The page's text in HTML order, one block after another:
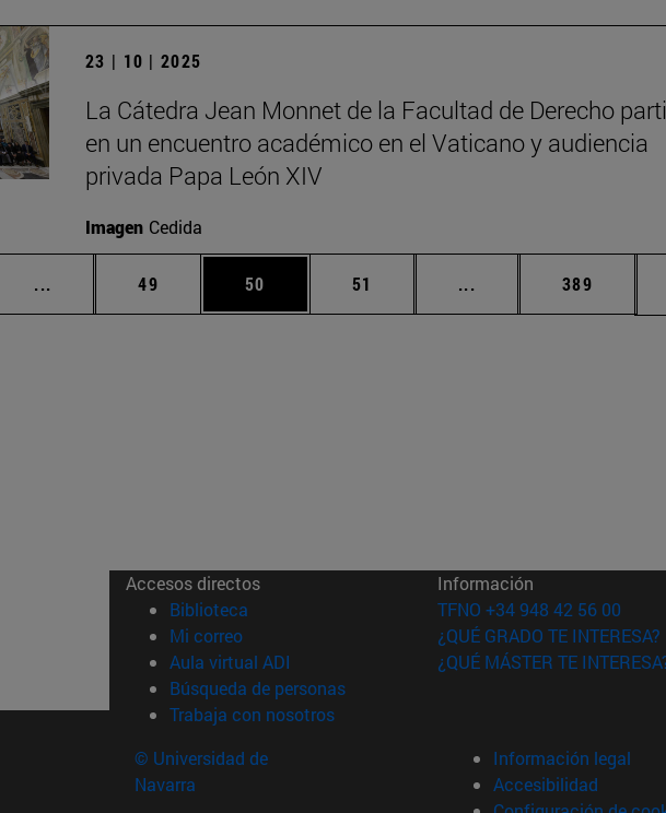
23 | 10 | 2025
La Cátedra Jean Monnet de la Facultad de Derecho
en un encuentro académico en el Vaticano y audiencia
privada Papa León XIV
Imagen Cedida
... Páginas intermedias Use TAB para desplazarse.
Página
49 Página
50 Página
51 ... Páginas intermedias
Página
389
Accesos directos
Biblioteca (abre en nueva ventana)
Mi correo(abre en nueva ventana)
Aula virtual ADI (abre en nueva ventana)
Búsqueda de personas(abre en nueva ventana)
Trabaja con nosotros(abre en nueva ventana)
Información
TFNO +34 948 42 56 00
¿QUÉ GRADO TE INTERESA?
¿QUÉ MÁSTER TE
© Universidad de
Navarra
Información legal
Accesibilidad